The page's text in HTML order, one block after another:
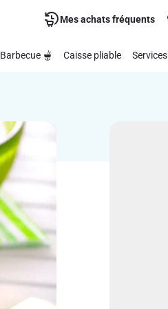
Mes achats fréquents
Barbecue 🫕 Caisse pliable Services